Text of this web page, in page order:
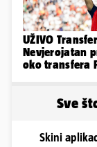
UŽIVO
Nevjerojatan
oko transfera
Sve
Skini